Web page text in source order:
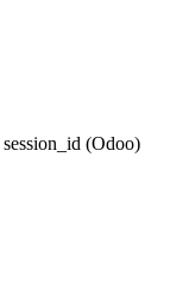
session_id (Odoo)